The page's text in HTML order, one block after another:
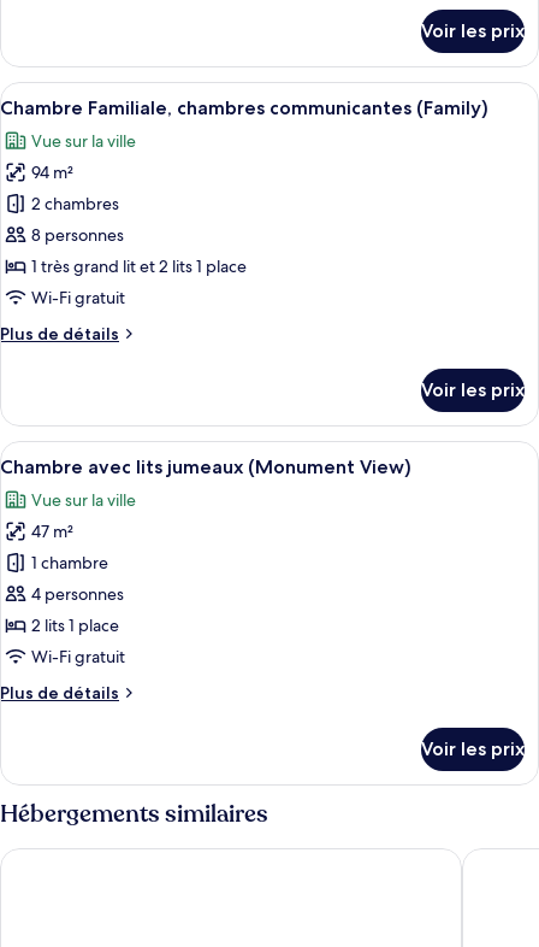
chambres
le
type
de
Suite
Familiale,
chambres
Voir les prix
Afficher
toutes
les
photos
pour
ce
type
de
chambre :
Chambre
communicantes
(Family)
Une chambre d’hôtel avec un grand
6
Chambre Familiale, chambres communicantes (Family)
Vue sur la ville
94 m²
2 chambres
8 personnes
1 très grand lit et 2 lits 1 place
Wi-Fi gratuit
Plus de détails
Plus
le
type
de
Chambre
Familiale,
chambres
communicantes
(Family)
Voir les prix
Afficher
toutes
les
photos
pour
ce
type
de
chambre :
Chambre
jumeaux
(Monument
Une chambre d’hôtel dotée d’une
5
Chambre avec lits jumeaux (Monument View)
Vue sur la ville
47 m²
1 chambre
4 personnes
2 lits 1 place
Wi-Fi gratuit
Plus de détails
Plus
le
type
de
Chambre
Voir les prix
Hébergements similaires
Shangri-La Jakarta The